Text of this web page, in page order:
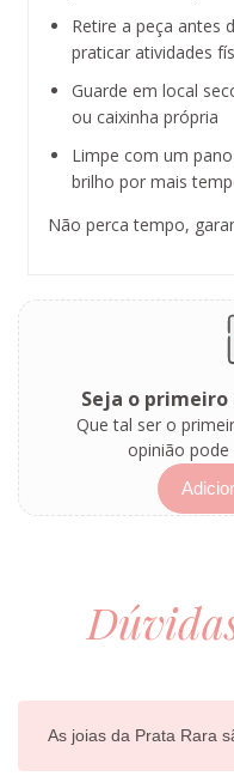
Retire a peça antes
praticar atividades
Guarde em local
ou caixinha própria
Limpe com um
brilho por mais
Não perca tempo,
Seja o
Que tal ser o
opinião
As joias da Prata Rara